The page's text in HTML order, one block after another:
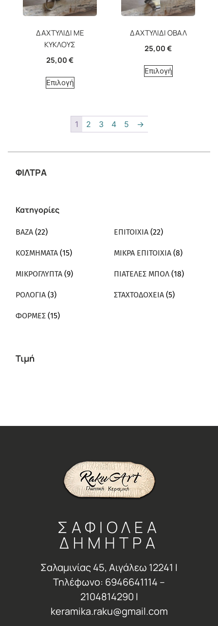
ΦΙΛΤΡΑ
Κατηγορίες
ΒΑΖΑ (22) ΕΠΙΤΟΙΧΙΑ (22)
ΚΟΣΜΗΜΑΤΑ (15) ΜΙΚΡΑ ΕΠΙΤΟΙΧΙΑ (8)
ΜΙΚΡΟΓΛΥΠΤΑ (9) ΠΙΑΤΕΛΕΣ ΜΠΟΛ (18)
ΡΟΛΟΓΙΑ (3) ΣΤΑΧΤΟΔΟΧΕΙΑ (5)
ΦΟΡΜΕΣ (15)
Τιμή
ΔΑΧΤΥΛΙΔΙ ΜΕ
ΚΥΚΛΟΥΣ
25,00€
Επιλογή
ΔΑΧΤΥΛΙΔΙ ΟΒΑΛ
25,00€
Επιλογή
1 2 3 4 5 →
ΣΑΦΙΟΛΕΑ
ΔΗΜΗΤΡΑ
Σαλαμινίας 45, Αιγάλεω 12241 Ι
Τηλέφωνο: 6946641114 –
2104814290 Ι
keramika.raku@gmail.com